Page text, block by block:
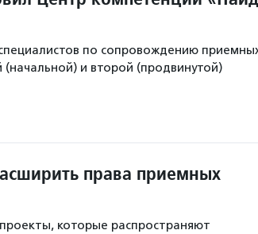
по сопровождению
и второй (продвинутой)
права приемных
которые распространяют